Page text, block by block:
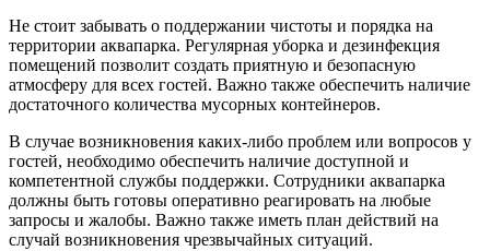
Не стоит забывать о поддержании чистоты и порядка на
территории аквапарка. Регулярная уборка и дезинфекция
помещений позволит создать приятную и безопасную
атмосферу для всех гостей. Важно также обеспечить наличие
достаточного количества мусорных контейнеров.
В случае возникновения каких-либо проблем или вопросов у
гостей, необходимо обеспечить наличие доступной и
компетентной службы поддержки. Сотрудники аквапарка
должны быть готовы оперативно реагировать на любые
запросы и жалобы. Важно также иметь план действий на
случай возникновения чрезвычайных ситуаций.